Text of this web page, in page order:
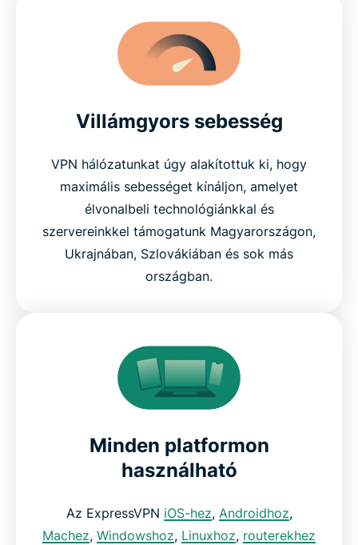
Villámgyors sebesség
VPN hálózatunkat úgy alakítottuk ki, hogy
maximális sebességet kínáljon, amelyet
élvonalbeli technológiánkkal és
szervereinkkel támogatunk Magyarországon,
Ukrajnában, Szlovákiában és sok más
országban.
Minden platformon
használható
Az ExpressVPN iOS-hez, Androidhoz,
Machez, Windowshoz, Linuxhoz, routerekhez